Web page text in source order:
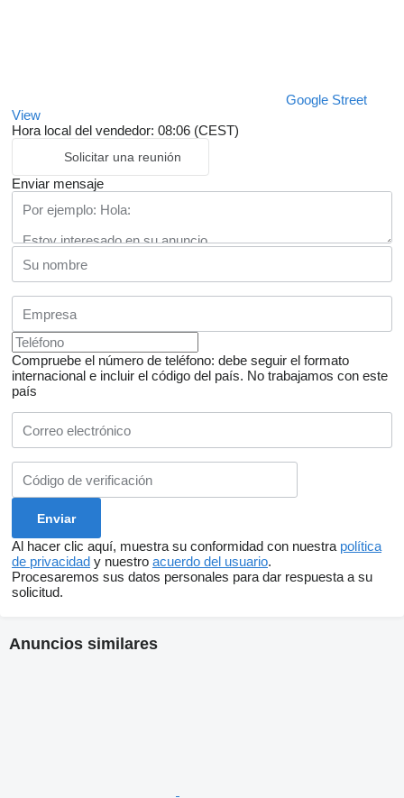
Google Street
View
Hora local del vendedor: 08:06 (CEST)
Solicitar una reunión
Enviar mensaje
Compruebe el número de teléfono: debe seguir el formato
internacional e incluir el código del país. No trabajamos con este
país
Al hacer clic aquí, muestra su conformidad con nuestra política
de privacidad y nuestro acuerdo del usuario.
Procesaremos sus datos personales para dar respuesta a su
solicitud.
Anuncios similares